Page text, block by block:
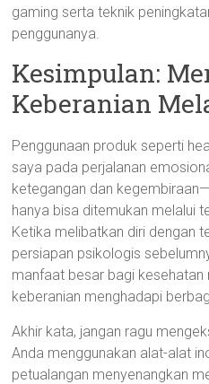
gaming serta teknik
penggunanya.
Kesimpulan:
Keberanian
Penggunaan produk seperti
saya pada perjalanan
ketegangan dan
hanya bisa ditemukan melalui
Ketika melibatkan diri dengan
persiapan psikologis
manfaat besar bagi
keberanian menghadapi
Akhir kata, jangan ragu
Anda menggunakan alat-alat
petualangan menyenangkan